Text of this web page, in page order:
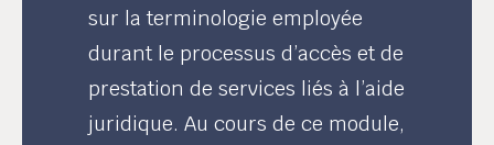
sur la terminologie employée
durant le processus d’accès et de
prestation de services liés à l’aide
juridique. Au cours de ce module,